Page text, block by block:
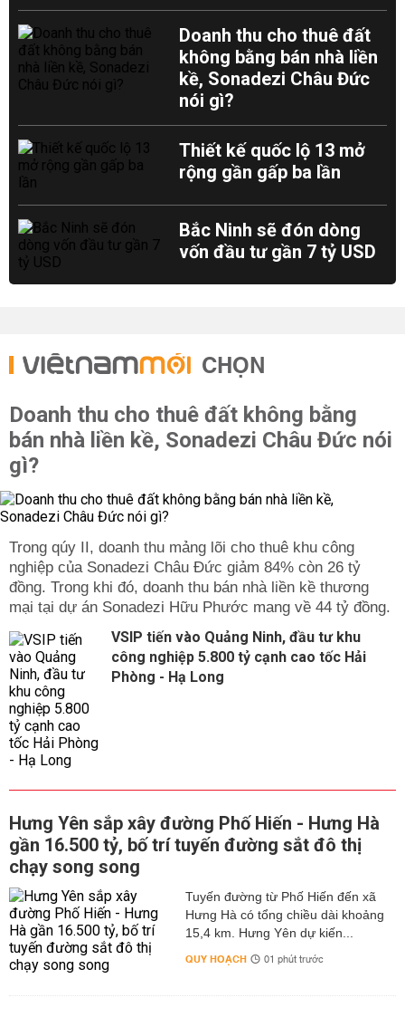
Doanh thu cho thuê đất
không bằng bán nhà liền
kề, Sonadezi Châu Đức
nói gì?
Thiết kế quốc lộ 13 mở
rộng gần gấp ba lần
Bắc Ninh sẽ đón dòng
vốn đầu tư gần 7 tỷ USD
CHỌN
Doanh thu cho thuê đất không bằng
bán nhà liền kề, Sonadezi Châu Đức nói
gì?
Trong qúy II, doanh thu mảng lõi cho thuê khu công
nghiệp của Sonadezi Châu Đức giảm 84% còn 26 tỷ
đồng. Trong khi đó, doanh thu bán nhà liền kề thương
mại tại dự án Sonadezi Hữu Phước mang về 44 tỷ đồng.
VSIP tiến vào Quảng Ninh, đầu tư khu
công nghiệp 5.800 tỷ cạnh cao tốc Hải
Phòng - Hạ Long
Hưng Yên sắp xây đường Phố Hiến - Hưng Hà
gần 16.500 tỷ, bố trí tuyến đường sắt đô thị
chạy song song
Tuyến đường từ Phố Hiến đến xã
Hưng Hà có tổng chiều dài khoảng
15,4 km. Hưng Yên dự kiến...
QUY HOẠCH 01 phút trước